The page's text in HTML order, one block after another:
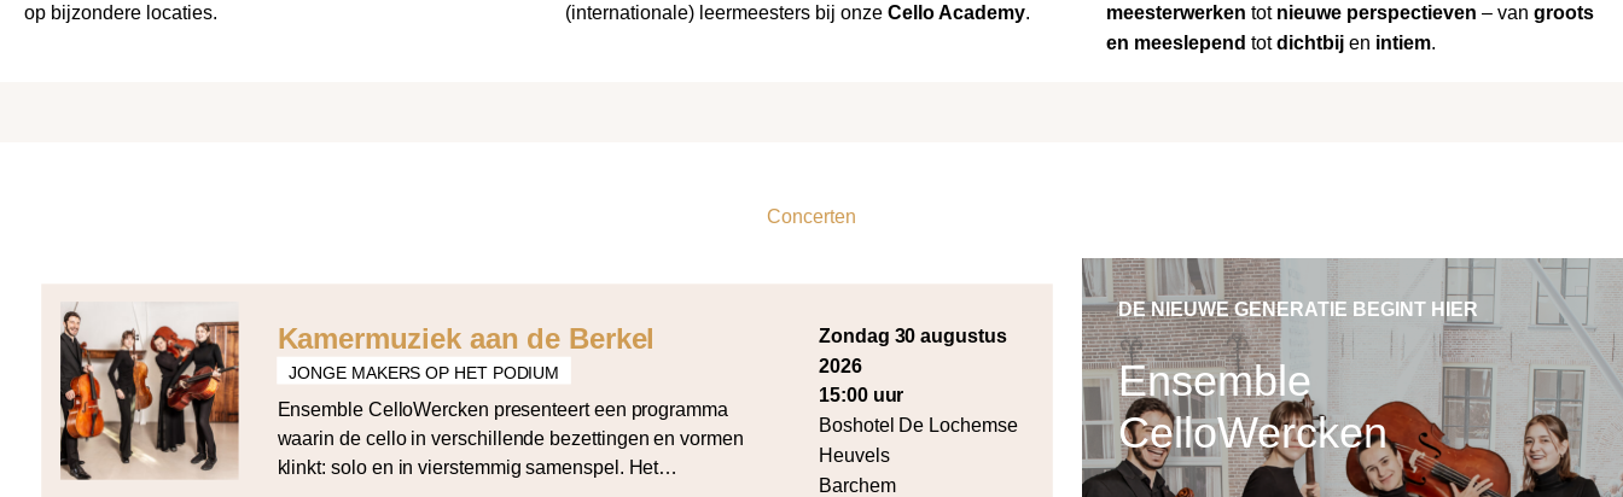
op bijzondere locaties.
(internationale) leermeesters bij onze Cello Academy.
meesterwerken tot nieuwe perspectieven – van groots
en meeslepend totdichtbij en intiem.
Concerten
Kamermuziek aan de Berkel
JONGE MAKERS OP HET PODIUM
Ensemble CelloWercken presenteert een programma
waarin de cello in verschillende bezettingen en vormen
klinkt: solo en in vierstemmig samenspel. Het
zondag 30 augustus
2026
15:00 uur
Boshotel De Lochemse
Heuvels
Barchem
DE NIEUWE GENERATIE BEGINT HIER
Ensemble
CelloWercken